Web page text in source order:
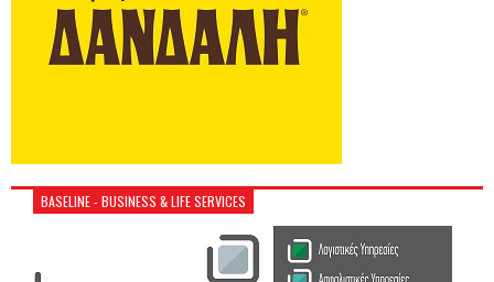
BASELINE - BUSINESS & LIFE SERVICES